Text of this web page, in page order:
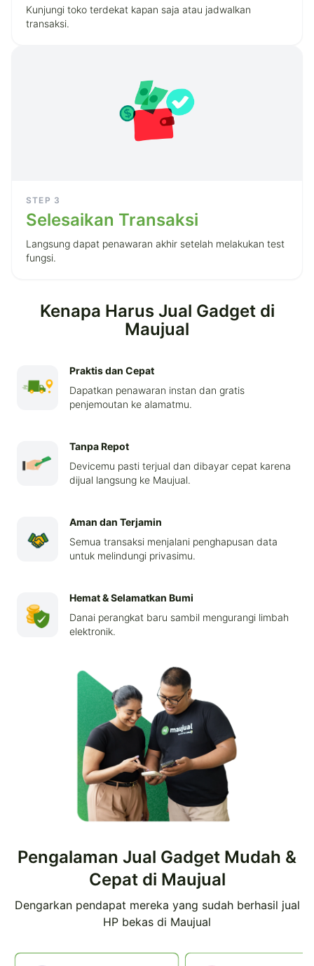
Kunjungi toko terdekat kapan saja atau jadwalkan
transaksi.
STEP 3
Selesaikan Transaksi
Langsung dapat penawaran akhir setelah melakukan test
fungsi.
Kenapa Harus Jual Gadget di
Maujual
Praktis dan Cepat
Dapatkan penawaran instan dan gratis
penjemoutan ke alamatmu.
Tanpa Repot
Devicemu pasti terjual dan dibayar cepat karena
dijual langsung ke Maujual.
Aman dan Terjamin
Semua transaksi menjalani penghapusan data
untuk melindungi privasimu.
Hemat & Selamatkan Bumi
Danai perangkat baru sambil mengurangi limbah
elektronik.
Pengalaman Jual Gadget Mudah &
Cepat di Maujual
Dengarkan pendapat mereka yang sudah berhasil jual
HP bekas di Maujual